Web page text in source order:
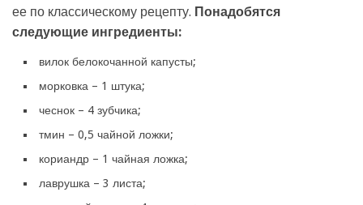
ее по классическому рецепту. Понадобятся
следующие ингредиенты:
вилок белокочанной капусты;
морковка – 1 штука;
чеснок – 4 зубчика;
тмин – 0,5 чайной ложки;
кориандр – 1 чайная ложка;
лаврушка – 3 листа;